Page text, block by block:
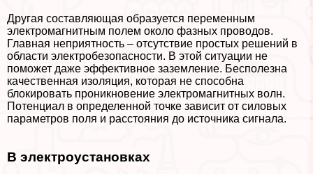
Другая составляющая образуется переменным
электромагнитным полем около фазных проводов.
Главная неприятность – отсутствие простых решений в
области электробезопасности. В этой ситуации не
поможет даже эффективное заземление. Бесполезна
качественная изоляция, которая не способна
блокировать проникновение электромагнитных волн.
Потенциал в определенной точке зависит от силовых
параметров поля и расстояния до источника сигнала.
В электроустановках